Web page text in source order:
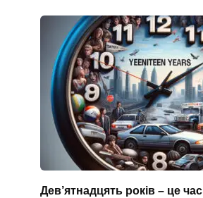
Дев’ятнадцять років – це час